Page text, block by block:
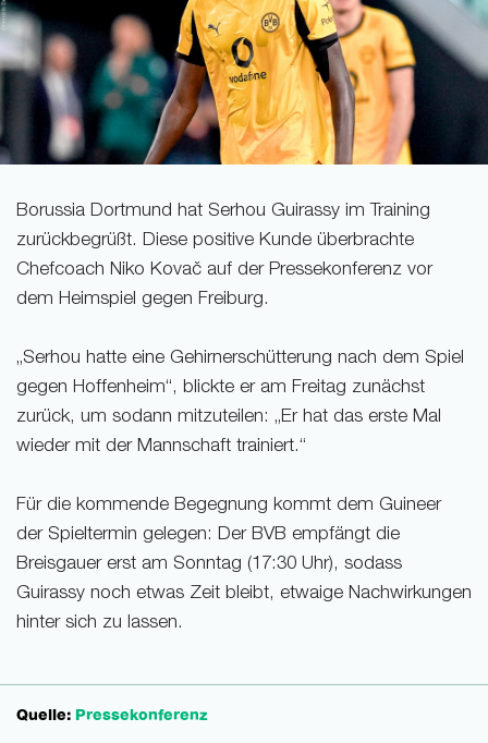
Borussia Dortmund hat Serhou Guirassy im Training
zurückbegrüßt. Diese positive Kunde überbrachte
Chefcoach Niko Kovač auf der Pressekonferenz vor
dem Heimspiel gegen Freiburg.
„Serhou hatte eine Gehirnerschütterung nach dem Spiel
gegen Hoffenheim“, blickte er am Freitag zunächst
zurück, um sodann mitzuteilen: „Er hat das erste Mal
wieder mit der Mannschaft trainiert.“
Für die kommende Begegnung kommt dem Guineer
der Spieltermin gelegen: Der BVB empfängt die
Breisgauer erst am Sonntag (17:30 Uhr), sodass
Guirassy noch etwas Zeit bleibt, etwaige Nachwirkungen
hinter sich zu lassen.
Quelle: Pressekonferenz